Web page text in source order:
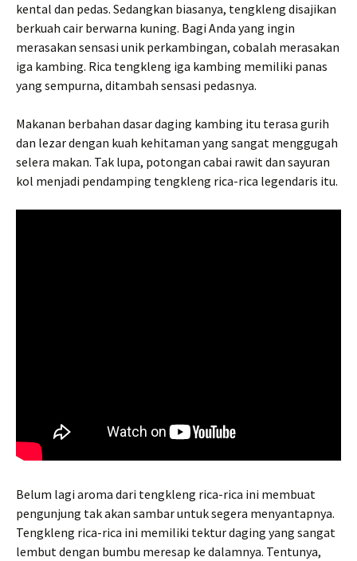
kental dan pedas. Sedangkan biasanya, tengkleng disajikan
berkuah cair berwarna kuning. Bagi Anda yang ingin
merasakan sensasi unik perkambingan, cobalah merasakan
iga kambing. Rica tengkleng iga kambing memiliki panas
yang sempurna, ditambah sensasi pedasnya.
Makanan berbahan dasar daging kambing itu terasa gurih
dan lezar dengan kuah kehitaman yang sangat menggugah
selera makan. Tak lupa, potongan cabai rawit dan sayuran
kol menjadi pendamping tengkleng rica-rica legendaris itu.
Belum lagi aroma dari tengkleng rica-rica ini membuat
pengunjung tak akan sambar untuk segera menyantapnya.
Tengkleng rica-rica ini memiliki tektur daging yang sangat
lembut dengan bumbu meresap ke dalamnya. Tentunya,